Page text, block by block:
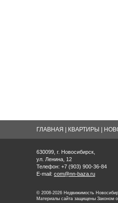
ГЛАВНАЯ КВАРТИРЫ
630099, г. Новосибирск,
ул. Ленина, 12
Телефон: +7 (903) 900-36-84
E-mail: com@nn-baza.ru
© 2008-2026 Недвижимость
Материалы сайта защищены Законом